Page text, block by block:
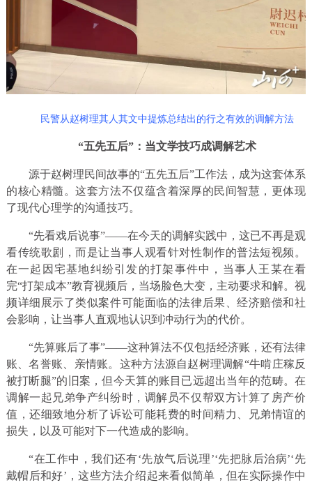
民警从赵树理其人其文中提炼总结出的行之有效的调解方法
“五先五后”：当文学技巧成调解艺术
源于赵树理民间故事的“五先五后”工作法，成为这套体系
的核心精髓。这套方法不仅蕴含着深厚的民间智慧，更体现
了现代心理学的沟通技巧。
“先看戏后说事”——在今天的调解实践中，这已不再是观
看传统歌剧，而是让当事人观看针对性制作的普法短视频。
在一起因宅基地纠纷引发的打架事件中，当事人王某在看
完“打架成本”教育视频后，当场脸色大变，主动要求和解。视
频详细展示了类似案件可能面临的法律后果、经济赔偿和社
会影响，让当事人直观地认识到冲动行为的代价。
“先算账后了事”——这种算法不仅包括经济账，还有法律
账、名誉账、亲情账。这种方法源自赵树理调解“牛啃庄稼反
被打断腿”的旧案，但今天算的账目已远超出当年的范畴。在
调解一起兄弟争产纠纷时，调解员不仅帮双方计算了房产价
值，还细致地分析了诉讼可能耗费的时间精力、兄弟情谊的
损失，以及可能对下一代造成的影响。
“在工作中，我们还有‘先放气后说理’‘先把脉后治病’‘先
戴帽后和好’，这些方法介绍起来看似简单，但在实际操作中